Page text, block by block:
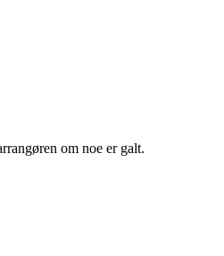
om noe er galt.